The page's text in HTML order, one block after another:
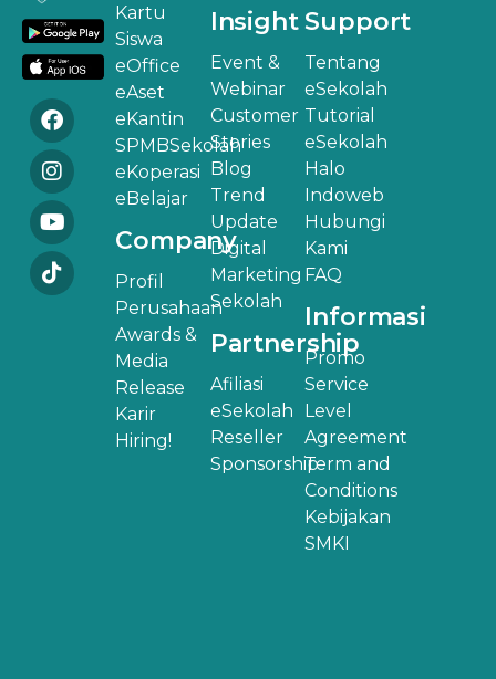
Kartu
Siswa
eOffice
eAset
eKantin
SPMBSekolah
eKoperasi
eBelajar
Company
Profil
Perusahaan
Awards &
Media
Release
Karir
Hiring!
Insight
Event &
Webinar
Customer
Stories
Blog
Trend
Update
Digital
Marketing
Sekolah
Partnership
Afiliasi
eSekolah
Reseller
Sponsorship
Support
Tentang
eSekolah
Tutorial
eSekolah
Halo
Indoweb
Hubungi
Kami
FAQ
Informasi
Promo
Service
Level
Agreement
Term and
Conditions
Kebijakan
SMKI